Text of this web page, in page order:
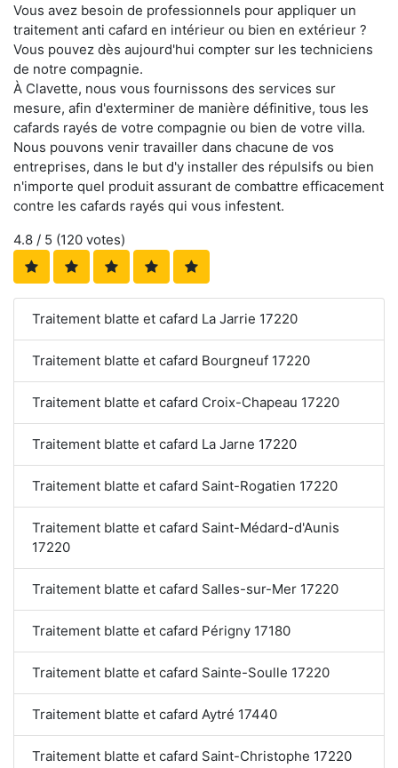
Vous avez besoin de professionnels pour appliquer un
traitement anti cafard en intérieur ou bien en extérieur ?
Vous pouvez dès aujourd'hui compter sur les techniciens
de notre compagnie.
À Clavette, nous vous fournissons des services sur
mesure, afin d'exterminer de manière définitive, tous les
cafards rayés de votre compagnie ou bien de votre villa.
Nous pouvons venir travailler dans chacune de vos
entreprises, dans le but d'y installer des répulsifs ou bien
n'importe quel produit assurant de combattre efficacement
contre les cafards rayés qui vous infestent.
4.8 / 5 (120 votes)
Traitement blatte et cafard La Jarrie 17220
Traitement blatte et cafard Bourgneuf 17220
Traitement blatte et cafard Croix-Chapeau 17220
Traitement blatte et cafard La Jarne 17220
Traitement blatte et cafard Saint-Rogatien 17220
Traitement blatte et cafard Saint-Médard-d'Aunis
17220
Traitement blatte et cafard Salles-sur-Mer 17220
Traitement blatte et cafard Périgny 17180
Traitement blatte et cafard Sainte-Soulle 17220
Traitement blatte et cafard Aytré 17440
Traitement blatte et cafard Saint-Christophe 17220